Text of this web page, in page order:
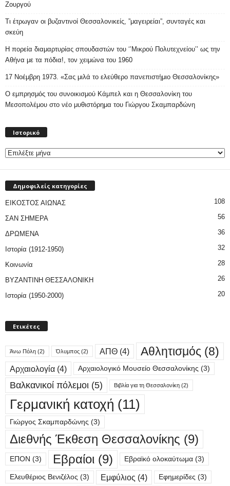
Ζουργού
Τι έτρωγαν οι βυζαντινοί Θεσσαλονικείς, ”μαγειρείαι”, συνταγές και
σκεύη
Η πορεία διαμαρτυρίας σπουδαστών του ‘’Μικρού Πολυτεχνείου’’ ως την
Αθήνα με τα πόδια!, τον χειμώνα του 1960
17 Νοέμβρη 1973. «Σας μιλά το ελεύθερο πανεπιστήμιο Θεσσαλονίκης»
Ο εμπρησμός του συνοικισμού Κάμπελ και η Θεσσαλονίκη του
Μεσοπολέμου στο νέο μυθιστόρημα του Γιώργου Σκαμπαρδώνη
Ιστορικό
Δημοφιλείς κατηγορίες
ΕΙΚΟΣΤΟΣ ΑΙΩΝΑΣ 108
ΣΑΝ ΣΗΜΕΡΑ 56
ΔΡΩΜΕΝΑ 36
Ιστορία (1912-1950) 32
Κοινωνία 28
ΒΥΖΑΝΤΙΝΗ ΘΕΣΣΑΛΟΝΙΚΗ 26
Ιστορία (1950-2000) 20
Ετικέτες
Άνω Πόλη (2) Όλυμπος (2) ΑΠΘ (4) Αθλητισμός (8)
Αρχαιολογία (4) Αρχαιολογικό Μουσείο Θεσσαλονίκης (3)
Βαλκανικοί πόλεμοι (5) Βιβλία για τη Θεσσαλονίκη (2)
Γερμανική κατοχή (11)
Γιώργος Σκαμπαρδώνης (3)
Διεθνής Έκθεση Θεσσαλονίκης (9)
ΕΠΟΝ (3) Εβραίοι (9) Εβραϊκό ολοκαύτωμα (3)
Ελευθέριος Βενιζέλος (3) Εμφύλιος (4) Εφημερίδες (3)